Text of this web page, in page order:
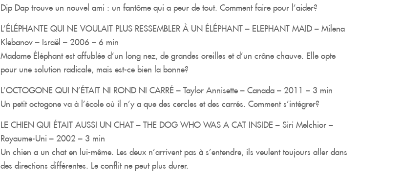
Dip Dap trouve un nouvel ami : un fantôme qui a peur de tout. Comment faire pour l’aider?
L’ÉLÉPHANTE QUI NE VOULAIT PLUS RESSEMBLER À UN ÉLÉPHANT – ELEPHANT MAID – Milena
Klebanov – Israël – 2006 – 6 min
Madame Éléphant est affublée d’un long nez, de grandes oreilles et d’un crâne chauve. Elle opte
pour une solution radicale, mais est-ce bien la bonne?
L’OCTOGONE QUI N’ÉTAIT NI ROND NI CARRÉ – Taylor Annisette – Canada – 2011 – 3 min
Un petit octogone va à l’école où il n’y a que des cercles et des carrés. Comment s’intégrer?
LE CHIEN QUI ÉTAIT AUSSI UN CHAT – THE DOG WHO WAS A CAT INSIDE – Siri Melchior –
Royaume-Uni – 2002 – 3 min
Un chien a un chat en lui-même. Les deux n’arrivent pas à s’entendre, ils veulent toujours aller dans
des directions différentes. Le conflit ne peut plus durer.